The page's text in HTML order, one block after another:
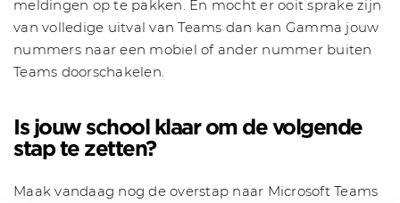
meldingen op te pakken. En mocht er ooit sprake zijn
van volledige uitval van Teams dan kan Gamma jouw
nummers naar een mobiel of ander nummer buiten
Teams doorschakelen.
Is jouw school klaar om de volgende
stap te zetten?
Maak vandaag nog de overstap naar Microsoft Teams